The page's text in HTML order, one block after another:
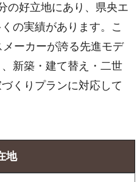
の好立地にあり、県央エ
の実績があります。こ
ーカーが誇る先進モデ
新築・建て替え・二世
くりプランに対応して
地